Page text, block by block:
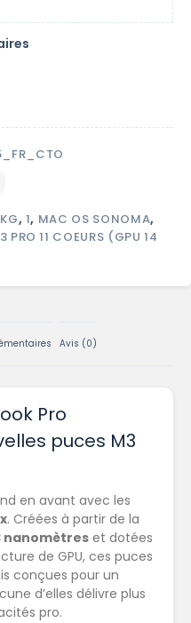
, 1, MAC OS SONOMA,
PRO 11 COEURS (GPU 14
Avis (0)
Pro
puces M3
en avant avec les
. Créées à partir de la
nanomètreset dotées
de GPU, ces puces
conçues pour un
d’elles délivre plus
pro.